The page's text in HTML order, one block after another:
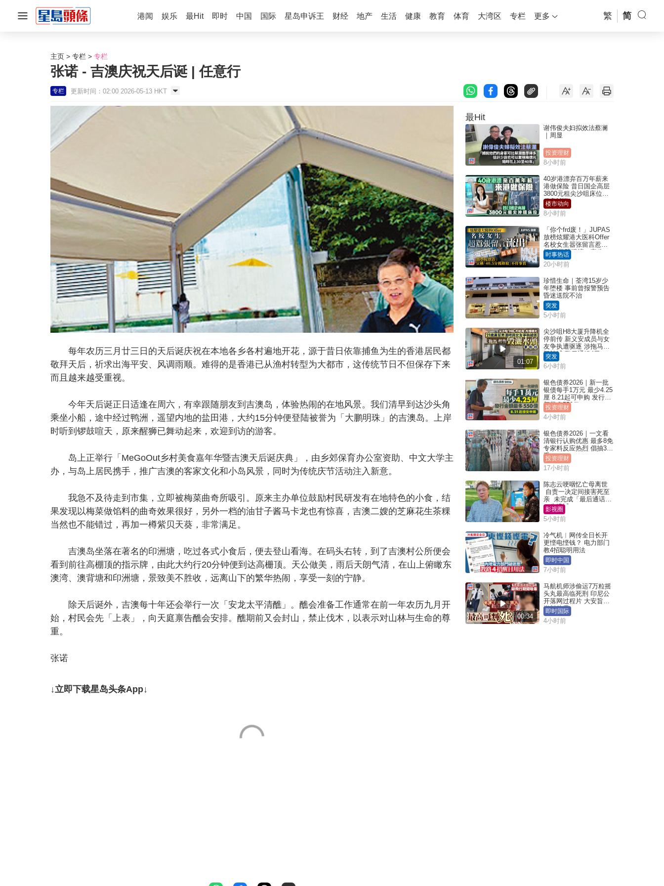
港闻 娱乐 最Hit 即时 中国 国际 星岛申诉王 财经 地产 生活 健康 教育 体育 大湾区 专栏 更多 繁 简
主页 专栏 专栏
张诺 - 吉澳庆祝天后诞 | 任意行
专栏 更新时间：02:00 2026-05-13 HKT
每年农历三月廿三日的天后诞庆祝在本地各乡各村遍地开花，源于昔日依靠捕鱼为生的香港居民都
敬拜天后，祈求出海平安、风调雨顺。难得的是香港已从渔村转型为大都市，这传统节日不但保存下来
而且越来越受重视。
今年天后诞正日适逢在周六，有幸跟随朋友到吉澳岛，体验热闹的在地风景。我们清早到达沙头角
乘坐小船，途中经过鸭洲，遥望内地的盐田港，大约15分钟便登陆被誉为「大鹏明珠」的吉澳岛。上岸
时听到锣鼓喧天，原来醒狮已舞动起来，欢迎到访的游客。
岛上正举行「MeGoOut乡村美食嘉年华暨吉澳天后诞庆典」，由乡郊保育办公室资助、中文大学主
办，与岛上居民携手，推广吉澳的客家文化和小岛风景，同时为传统庆节活动注入新意。
我急不及待走到市集，立即被梅菜曲奇所吸引。原来主办单位鼓励村民研发有在地特色的小食，结
果发现以梅菜做馅料的曲奇效果很好，另外一档的油甘子酱马卡龙也有惊喜，吉澳二嫂的芝麻花生茶粿
当然也不能错过，再加一樽紫贝天葵，非常满足。
吉澳岛坐落在著名的印洲塘，吃过各式小食后，便去登山看海。在码头右转，到了吉澳村公所便会
看到前往高棚顶的指示牌，由此大约行20分钟便到达高栅顶。天公做美，雨后天朗气清，在山上俯瞰东
澳湾、澳背塘和印洲塘，景致美不胜收，远离山下的繁华热闹，享受一刻的宁静。
除天后诞外，吉澳每十年还会举行一次「安龙太平清醮」。醮会准备工作通常在前一年农历九月开
始，村民会先「上表」，向天庭禀告醮会安排。醮期前又会封山，禁止伐木，以表示对山林与生命的尊
重。
张诺
↓立即下载星岛头条App↓
最Hit
谢伟俊夫妇拟效法蔡澜
｜周显
投资理财
8小时前
40岁港漂弃百万年薪来
港做保险 昔日国企高层
3800元租尖沙咀床位｜
租盘Million
楼市动向
8小时前
「你个frd废！」JUPAS
放榜炫耀港大医科Offer
名校女生嚣张留言惹众
怒 医学院澄清：宣称
「40.5分获录取」不符事
实｜Juicy叮
时事热话
20小时前
珍惜生命｜荃湾15岁少
年堕楼 事前曾报警预告
昏迷送院不治
突发
5小时前
01:07
尖沙咀H8大厦升降机全
停前传 新义安成员与女
友争执遭驱逐 涉拖马刑
毁被捕 警另通缉4男
突发
6小时前
银色债券2026｜新一批
银债每手1万元 最少4.25
厘 8.21起可申购 发行金
额最多550亿
投资理财
4小时前
银色债券2026｜一文看
清银行认购优惠 最多8免
专家料反应热烈 倡抽30
手
投资理财
17小时前
陈志云哽咽忆亡母离世
自责一决定间接害死至
亲 未完成「最后通话」
一生遗憾
影视圈
5小时前
冷气机︱网传全日长开
更悭电悭钱？ 电力部门
教4招聪明用法
即时中国
7小时前
00:34
马航机师涉偷运7万粒摇
头丸最高临死刑 印尼公
开落网过程片 大安旨意
岂料败露
即时国际
4小时前